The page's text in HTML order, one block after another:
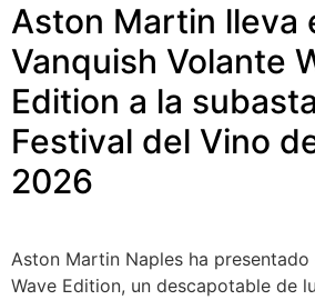
Aston Martin lleva
Vanquish Volante
Edition a la
Festival del Vino
2026
Aston Martin Naples ha presentado
Wave Edition, un descapotable de